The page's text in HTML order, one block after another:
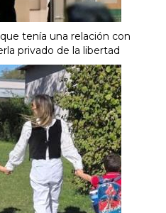
tenía una relación con
privado de la libertad